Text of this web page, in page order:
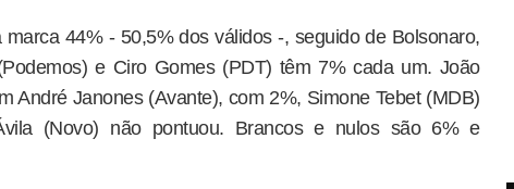
marca 44% - 50,5% dos válidos -, seguido de Bolsonaro,
e Ciro Gomes (PDT) têm 7% cada um. João
André Janones (Avante), com 2%, Simone Tebet (MDB)
(Novo) não pontuou. Brancos e nulos são 6% e